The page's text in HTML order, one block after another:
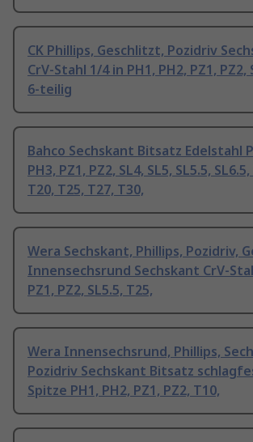
CK Phillips, Geschlitzt, Pozidriv
CrV-Stahl 1/4 in PH1, PH2, PZ1, PZ2,
6-teilig
Bahco Sechskant Bitsatz Edelstahl
PH3, PZ1, PZ2, SL4, SL5, SL5.5,
T20, T25, T27, T30,
Wera Sechskant, Phillips, Pozidriv,
Innensechsrund Sechskant CrV-
PZ1, PZ2, SL5.5, T25,
Wera Innensechsrund, Phillips,
Pozidriv Sechskant Bitsatz
Spitze PH1, PH2, PZ1, PZ2, T10,